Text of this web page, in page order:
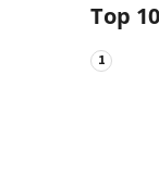
o
č
n
Top